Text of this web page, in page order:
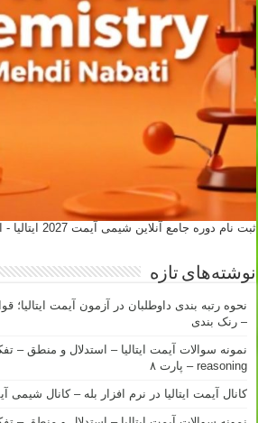
ثبت نام دوره جامع آنلاین شیمی آیمت 2027 ایتالیا - استاد مهدی نباتی
نوشته‌های تازه
– رنک بندی
reasoning – پارت ۸
کانال آیمت ایتالیا در نرم افزار بله – کانال شیمی